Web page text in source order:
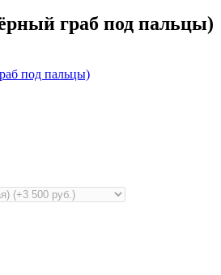
граб под пальцы)